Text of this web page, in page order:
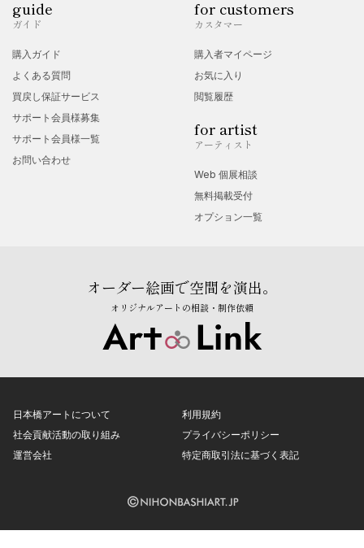
guide
ガイド
購入ガイド
よくある質問
買戻し保証サービス
サポート会員様募集
サポート会員様一覧
お問い合わせ
for customers
カスタマー
購入者マイページ
お気に入り
閲覧履歴
for artist
アーティスト
Web 個展相談
無料掲載受付
オプション一覧
オーダー絵画で空間を演出。
オリジナルアートの相談・制作依頼
日本橋アートについて
社会貢献活動の取り組み
運営会社
利用規約
プライバシーポリシー
特定商取引法に基づく表記